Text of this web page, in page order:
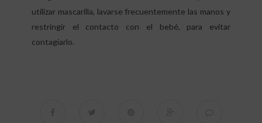
utilizar mascarilla, lavarse frecuentemente las manos y
restringir el contacto con el bebé, para evitar
contagiarlo.